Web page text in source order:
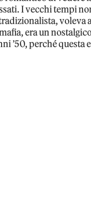
I vecchi tempi
voleva
era un
’50, perché questa